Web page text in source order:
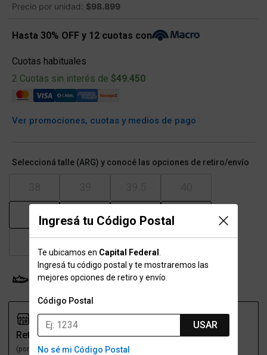
Ingresá tu Código Postal
Te ubicamos en Capital Federal
Ingresá tu código postal y te mostraremos las
mejores opciones de retiro y envío.
Código Postal
USAR
No sé mi Código Postal
Precio por unidad: $98.899
Hasta 30% OFF y 12 cuotas con
Cuotas habituales
2 Cuotas sin interés de $49.450
Ver promociones, cuotas y medios de pago
Seleccioná talle (ARG) y conocé las opciones de retiro/envío
41 41.5 42
43 43.5 44
Probador Virtual Tabla de talles
Retiro
(por una sucursal)
Envío